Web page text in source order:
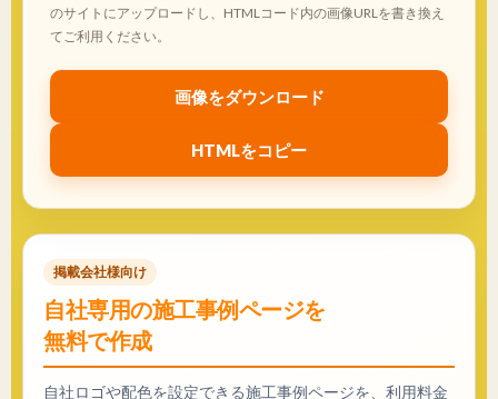
のサイトにアップロードし、HTMLコード内の画像URLを書き換え
てご利用ください。
画像をダウンロード
HTMLをコピー
掲載会社様向け
自社専用の施工事例ページを
無料で作成
自社ロゴや配色を設定できる施工事例ページを、利用料金